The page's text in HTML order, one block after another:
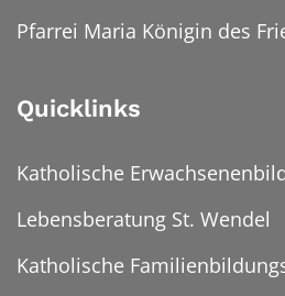
Pfarrei Maria Königin des
Quicklinks
Katholische
Lebensberatung St. Wendel
Katholische